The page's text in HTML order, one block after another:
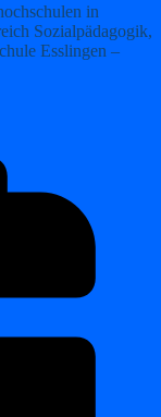
in
Sozialpädagogik,
Esslingen –